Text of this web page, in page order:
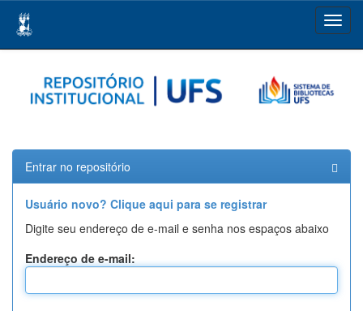
navigation
Entrar no repositório
Usuário novo? Clique aqui para se registrar
Digite seu endereço de e-mail e senha nos espaços abaixo
Endereço de e-mail: